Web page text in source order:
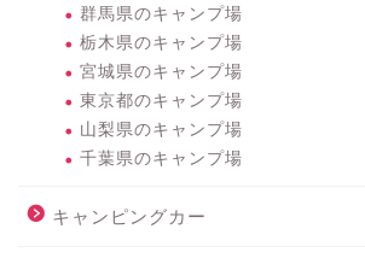
群馬県のキャンプ場
栃木県のキャンプ場
宮城県のキャンプ場
東京都のキャンプ場
山梨県のキャンプ場
千葉県のキャンプ場
キャンピングカー